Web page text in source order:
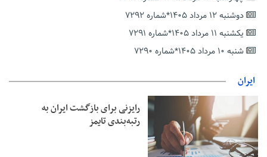
بقائی: فضای مذاکرات فنی و سیاسی ایران و عمان درباره تنگه هرمز،
مثبت است
رئیس سازمان جهاد کشاورزی استان: کشاورزان گیلان نسبت به
دریافت یارانه کود اقدام کنند
دوشنبه ۱۲ مرداد ۱۴۰۵*شماره ۷۲۹۲
یکشنبه ۱۱ مرداد ۱۴۰۵*شماره ۷۲۹۱
شنبه ۱۰ مرداد ۱۴۰۵*شماره ۷۲۹۰
ایران
رایزنی برای بازگشت ایران به
رتبه‌بندی تایمز